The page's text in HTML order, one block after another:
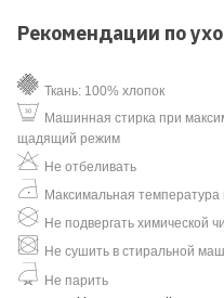
Рекомендации по
Ткань: 100% хлопок
Машинная стирка при
щадящий режим
Не отбеливать
Максимальная температура
Не подвергать химической
Не сушить в стиральной
Не парить